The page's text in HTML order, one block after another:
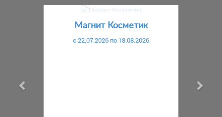
Магнит Косметик
c 22.07.2026 по 18.08.2026